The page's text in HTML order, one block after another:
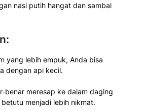
nasi putih hangat dan sambal
yang lebih empuk, Anda bisa
dengan api kecil.
benar meresap ke dalam daging
menjadi lebih nikmat.